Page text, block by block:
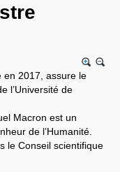
en 2017, assure le
l’Université de
Macron est un
de l’Humanité.
le Conseil scientifique